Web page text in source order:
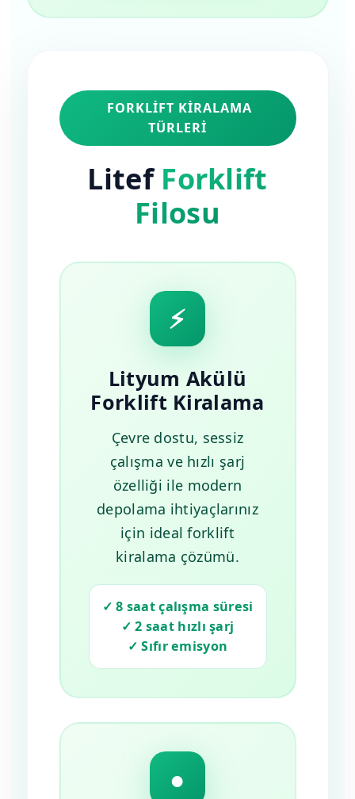
FORKLIFT KIRALAMA
TÜRLERI
Litef Forklift
Filosu
⚡
Lityum Akülü
Forklift Kiralama
Çevre dostu, sessiz
çalışma ve hızlı şarj
özelliği ile modern
depolama ihtiyaçlarınız
için ideal forklift
kiralama çözümü.
✓ 8 saat çalışma süresi
✓ 2 saat hızlı şarj
✓ Sıfır emisyon
●